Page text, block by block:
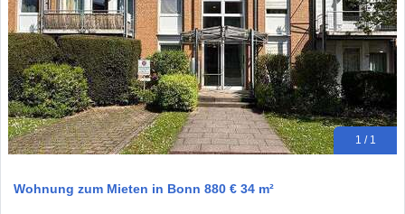
1 / 1
Wohnung zum Mieten in Bonn 880 € 34 m²